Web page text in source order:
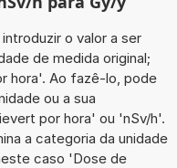
o valor a ser
de medida original;
hora'. Ao fazê-lo, pode
ou a sua
por hora' ou 'nSv/h'.
a categoria da unidade
caso 'Dose de